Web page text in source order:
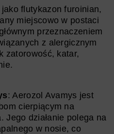
flutykazon furoinian,
miejscowo w postaci
przeznaczeniem
z alergicznym
zatorowość, katar,
: Aerozol Avamys jest
cierpiącym na
Jego działanie polega na
w nosie, co